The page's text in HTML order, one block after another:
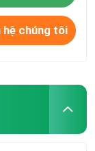
hệ chúng tôi